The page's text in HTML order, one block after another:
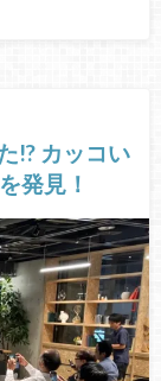
!? カッコい
発見！